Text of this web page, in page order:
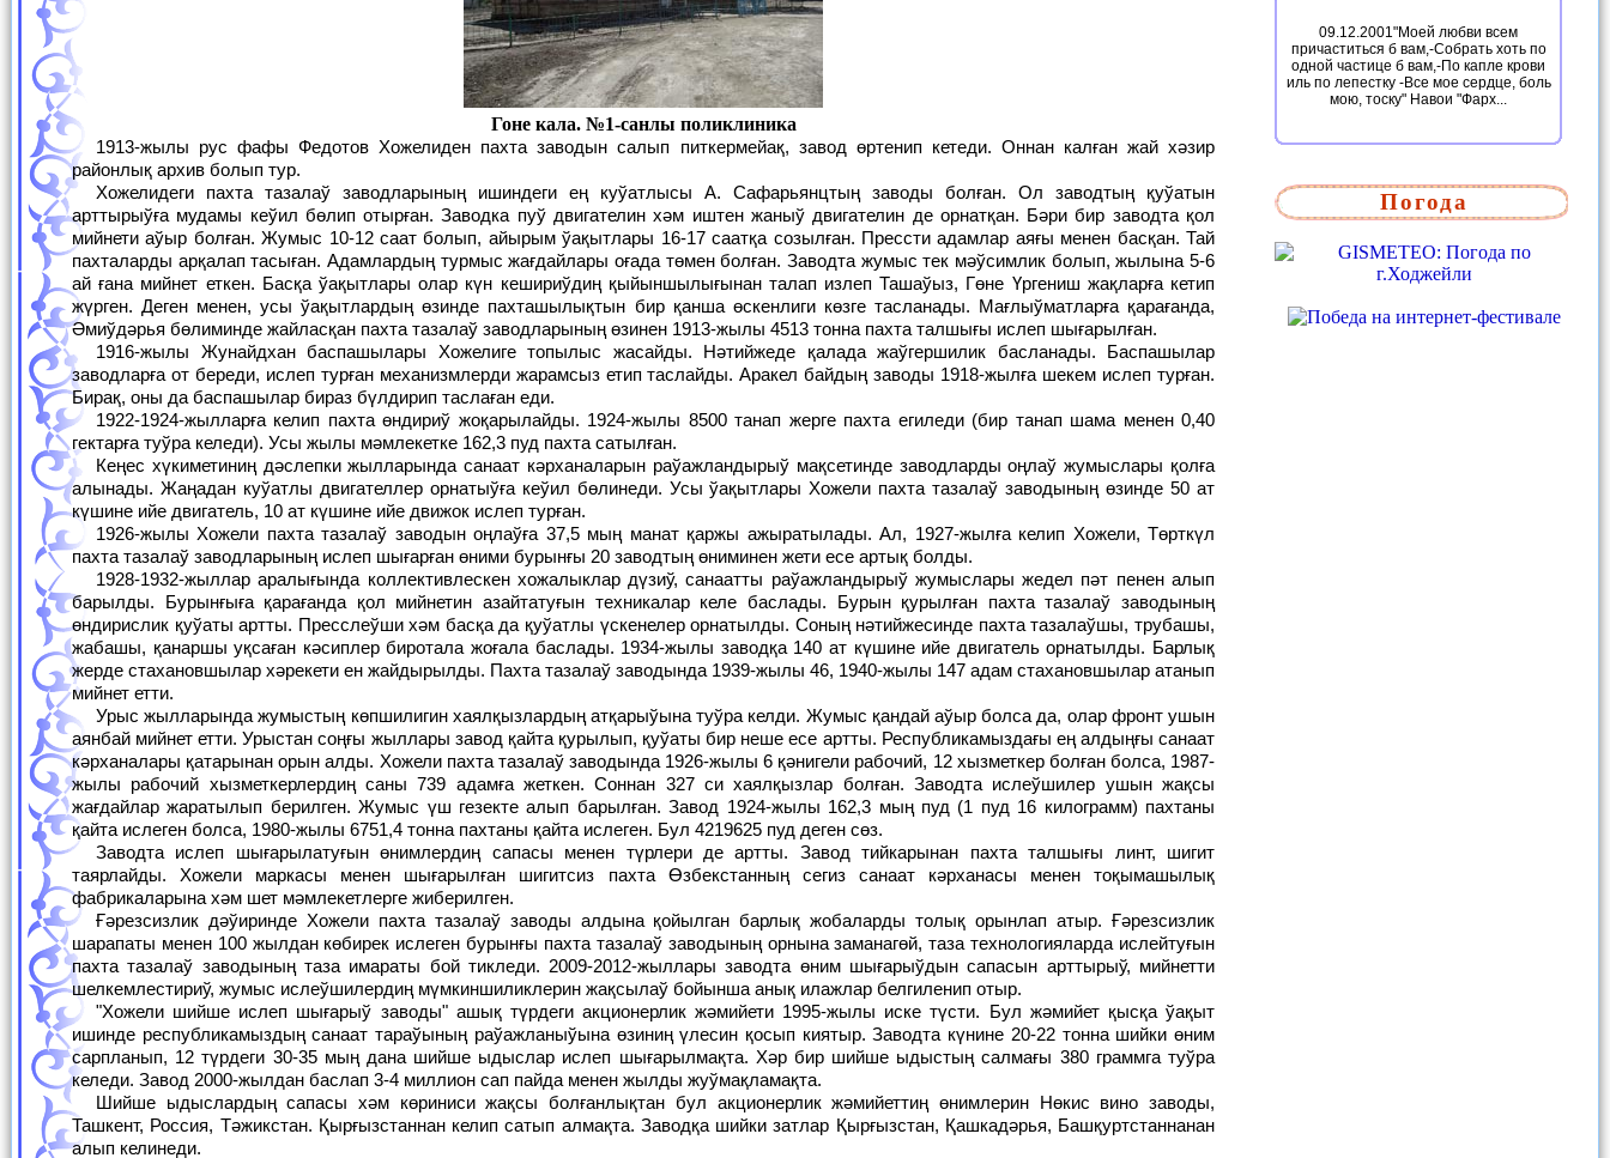
Гоне кала. №1-санлы поликлиника
1913-жылы рус фафы Федотов Хожелиден пахта заводын салып питкермейақ, завод өртенип кетеди. Оннан калған жай хәзир
районлық архив болып тур.
Хожелидеги пахта тазалаў заводларының ишиндеги ең куўатлысы А. Сафарьянцтың заводы болған. Ол заводтың қуўатын
арттырыўға мудамы кеўил бөлип отырған. Заводка пуў двигателин хәм иштен жаныў двигателин де орнатқан. Бәри бир заводта қол
мийнети аўыр болған. Жумыс 10-12 саат болып, айырым ўақытлары 16-17 саатқа созылған. Прессти адамлар аяғы менен басқан. Тай
пахталарды арқалап тасыған. Адамлардың турмыс жағдайлары оғада төмен болған. Заводта жумыс тек мәўсимлик болып, жылына 5-6
ай ғана мийнет еткен. Басқа ўақытлары олар күн кешириўдиң қыйыншылығынан талап излеп Ташаўыз, Гөне Үргениш жақларға кетип
жүрген. Деген менен, усы ўақытлардың өзинде пахташылықтын бир қанша өскенлиги көзге тасланады. Мағлыўматларға қарағанда,
Әмиўдәрья бөлиминде жайласқан пахта тазалаў заводларының өзинен 1913-жылы 4513 тонна пахта талшығы ислеп шығарылған.
1916-жылы Жунайдхан баспашылары Хожелиге топылыс жасайды. Нәтийжеде қалада жаўгершилик басланады. Баспашылар
заводларға от береди, ислеп турған механизмлерди жарамсыз етип таслайды. Аракел байдың заводы 1918-жылға шекем ислеп турған.
Бирақ, оны да баспашылар бираз бүлдирип таслаған еди.
1922-1924-жылларға келип пахта өндириў жоқарылайды. 1924-жылы 8500 танап жерге пахта егиледи (бир танап шама менен 0,40
гектарға туўра келеди). Усы жылы мәмлекетке 162,3 пуд пахта сатылған.
Кеңес хүкиметиниң дәслепки жылларында санаат кәрханаларын раўажландырыў мақсетинде заводларды оңлаў жумыслары қолға
алынады. Жаңадан куўатлы двигателлер орнатыўға кеўил бөлинеди. Усы ўақытлары Хожели пахта тазалаў заводының өзинде 50 ат
күшине ийе двигатель, 10 ат күшине ийе движок ислеп турған.
1926-жылы Хожели пахта тазалаў заводын оңлаўға 37,5 мың манат қаржы ажыратылады. Ал, 1927-жылға келип Хожели, Төрткүл
пахта тазалаў заводларының ислеп шығарған өними бурынғы 20 заводтың өниминен жети есе артық болды.
1928-1932-жыллар аралығында коллективлескен хожалыклар дүзиў, санаатты раўажландырыў жумыслары жедел пәт пенен алып
барылды. Бурынғыға қарағанда қол мийнетин азайтатуғын техникалар келе баслады. Бурын қурылған пахта тазалаў заводының
өндирислик қуўаты артты. Пресслеўши хәм басқа да қуўатлы үскенелер орнатылды. Соның нәтийжесинде пахта тазалаўшы, трубашы,
жабашы, қанаршы уқсаған кәсиплер биротала жоғала баслады. 1934-жылы заводқа 140 ат күшине ийе двигатель орнатылды. Барлық
жерде стахановшылар хәрекети ен жайдырылды. Пахта тазалаў заводында 1939-жылы 46, 1940-жылы 147 адам стахановшылар атанып
мийнет етти.
Урыс жылларында жумыстың көпшилигин хаялқызлардың атқарыўына туўра келди. Жумыс қандай аўыр болса да, олар фронт ушын
аянбай мийнет етти. Урыстан соңғы жыллары завод қайта қурылып, қуўаты бир неше есе артты. Республикамыздағы ең алдыңғы санаат
кәрханалары қатарынан орын алды. Хожели пахта тазалаў заводында 1926-жылы 6 қәнигели рабочий, 12 хызметкер болған болса, 1987-
жылы рабочий хызметкерлердиң саны 739 адамға жеткен. Соннан 327 си хаялқызлар болған. Заводта ислеўшилер ушын жақсы
жағдайлар жаратылып берилген. Жумыс үш гезекте алып барылған. Завод 1924-жылы 162,3 мың пуд (1 пуд 16 килограмм) пахтаны
қайта ислеген болса, 1980-жылы 6751,4 тонна пахтаны қайта ислеген. Бул 4219625 пуд деген сөз.
Заводта ислеп шығарылатуғын өнимлердиң сапасы менен түрлери де артты. Завод тийкарынан пахта талшығы линт, шигит
таярлайды. Хожели маркасы менен шығарылған шигитсиз пахта Өзбекстанның сегиз санаат кәрханасы менен тоқымашылық
фабрикаларына хәм шет мәмлекетлерге жиберилген.
Ғәрезсизлик дәўиринде Хожели пахта тазалаў заводы алдына қойылган барлық жобаларды толық орынлап атыр. Ғәрезсизлик
шарапаты менен 100 жылдан көбирек ислеген бурынғы пахта тазалаў заводының орнына заманагөй, таза технологияларда ислейтуғын
пахта тазалаў заводының таза имараты бой тикледи. 2009-2012-жыллары заводта өним шығарыўдын сапасын арттырыў, мийнетти
шелкемлестириў, жумыс ислеўшилердиң мүмкиншиликлерин жақсылаў бойынша анық илажлар белгиленип отыр.
"Хожели шийше ислеп шығарыў заводы" ашық түрдеги акционерлик жәмийети 1995-жылы иске түсти. Бул жәмийет қысқа ўақыт
ишинде республикамыздың санаат тараўының раўажланыўына өзиниң үлесин қосып киятыр. Заводта күнине 20-22 тонна шийки өним
сарпланып, 12 түрдеги 30-35 мың дана шийше ыдыслар ислеп шығарылмақта. Хәр бир шийше ыдыстың салмағы 380 граммга туўра
келеди. Завод 2000-жылдан баслап 3-4 миллион сап пайда менен жылды жуўмақламақта.
Шийше ыдыслардың сапасы хәм көриниси жақсы болғанлықтан бул акционерлик жәмийеттиң өнимлерин Нөкис вино заводы,
Ташкент, Россия, Тәжикстан. Қырғызстаннан келип сатып алмақта. Заводқа шийки затлар Қырғызстан, Қашкадәрья, Башқуртстаннанан
алып келинеди.
09.12.2001"Моей любви всем
причаститься б вам,-Собрать хоть по
одной частице б вам,-По капле крови
иль по лепестку -Все мое сердце, боль
мою, тоску" Навои "Фарх...
Погода